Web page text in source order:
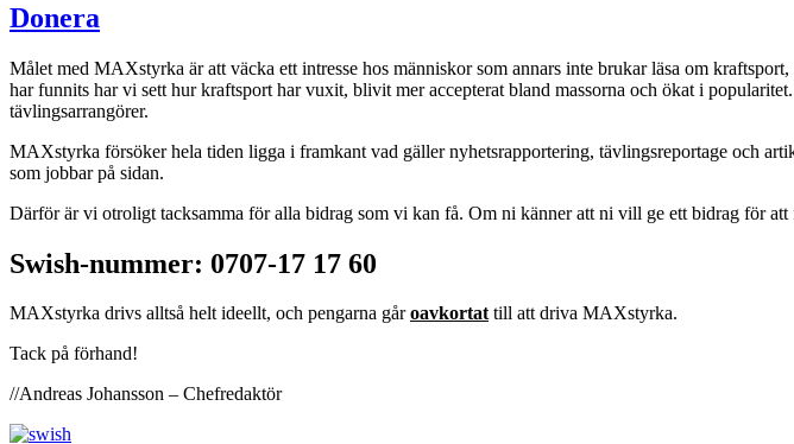
Donera
Målet med MAXstyrka är att väcka ett intresse hos människor som annars inte brukar läsa om
har funnits har vi sett hur kraftsport har vuxit, blivit mer accepterat bland massorna och ökat i
tävlingsarrangörer.
MAXstyrka försöker hela tiden ligga i framkant vad gäller nyhetsrapportering, tävlingsreportage och
som jobbar på sidan.
Därför är vi otroligt tacksamma för alla bidrag som vi kan få. Om ni känner att ni vill ge ett bidrag för
Swish-nummer: 0707-17 17 60
MAXstyrka drivs alltså helt ideellt, och pengarna gåroavkortattill att driva MAXstyrka.
Tack på förhand!
//Andreas Johansson – Chefredaktör